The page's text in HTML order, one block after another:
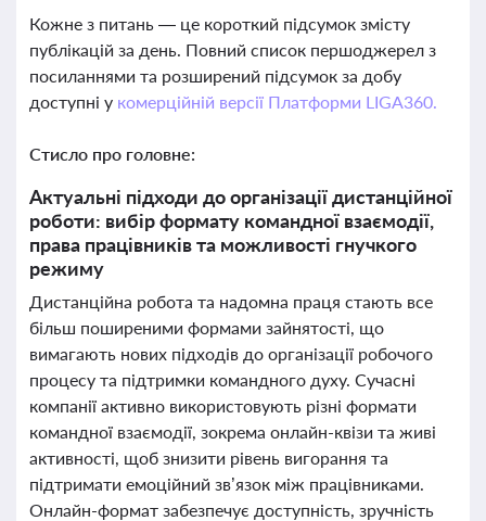
Кожне з питань — це короткий підсумок змісту
публікацій за день. Повний список першоджерел з
посиланнями та розширений підсумок за добу
доступні у комерційній версії Платформи LIGA360.
Стисло про головне:
Актуальні підходи до організації дистанційної
роботи: вибір формату командної взаємодії,
права працівників та можливості гнучкого
режиму
Дистанційна робота та надомна праця стають все
більш поширеними формами зайнятості, що
вимагають нових підходів до організації робочого
процесу та підтримки командного духу. Сучасні
компанії активно використовують різні формати
командної взаємодії, зокрема онлайн-квізи та живі
активності, щоб знизити рівень вигорання та
підтримати емоційний зв’язок між працівниками.
Онлайн-формат забезпечує доступність, зручність